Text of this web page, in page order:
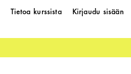
Tietoa kurssista Kirjaudu sisään